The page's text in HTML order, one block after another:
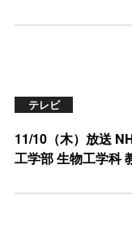
テレビ
11/10（木）放送
工学部 生物工学科